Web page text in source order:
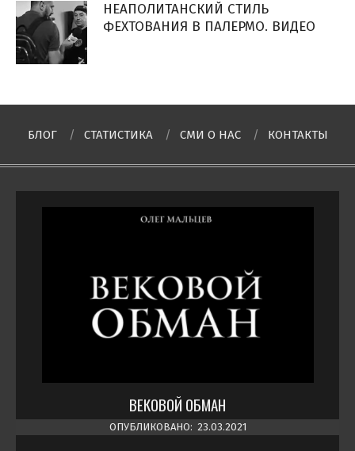
НЕАПОЛИТАНСКИЙ СТИЛЬ
ФЕХТОВАНИЯ В ПАЛЕРМО. ВИДЕО
БЛОГ СТАТИСТИКА СМИ О НAC КОНТАКТЫ
ВЕКОВОЙ ОБМАН
ОПУБЛИКОВАНО: 23.03.2021